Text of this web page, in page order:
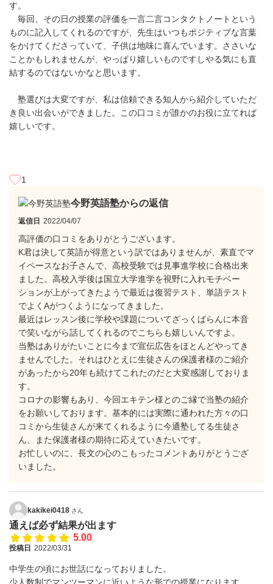
す。
毎回、その日の授業の評価を一言二言コンタクトノートという
ものに記入してくれるのですが、先生はいつもポジティブな言葉
をかけてくださっていて、子供は地味に喜んでいます。ささいな
ことかもしれませんが、やっぱり嬉しいものですしやる気にも直
結するのではないかなと思います。
塾選びは大変ですが、私は信頼できる知人から紹介していただ
き良い出会いができました。この口コミが誰かのお役に立てれば
嬉しいです。
1
今野英語塾からの返信
返信日 2022/04/07
高評価の口コミをありがとうございます。
K君は決して英語が得意という訳ではありませんが、素直でマ
イペースなお子さんで、高校受験では見事進学校に合格出来
ました。高校入学後は国立大学進学を視野に入れモチベー
ションが上がってきたようで最近は復習テスト、単語テスト
でよくAがつくようになってきました。
最近はレッスン後に学校や課題についてざっくばらんに本音
で笑いながら話してくれるのでこちらも嬉しいんですよ。
当塾はありがたいことに今まで宣伝広告をほとんどやってき
ませんでした。それはひとえに生徒さんの保護者様のご紹介
があったから20年も続けてこれたのだと大変感謝しておりま
す。
コロナの影響もあり、今回エキテン様とのご縁で当塾の紹介
をお願いしております。基本的には実際に通われた方々の口
コミから生徒さんが来てくれるように今通塾してる生徒さ
ん、また保護者様の期待に応えていきたいです。
お忙しいのに、長文の心のこもったコメントありがとうござ
いました。
kakikei0418 さん
通えば必ず結果が出ます
5.00
投稿日 2022/03/31
中学生の頃にお世話になっておりました。